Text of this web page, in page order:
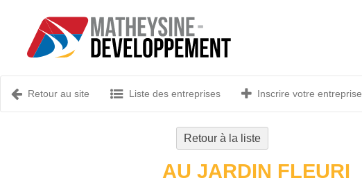
Retour au site Liste des entreprises Inscrire votre entreprise
Retour à la liste
AU JARDIN FLEURI